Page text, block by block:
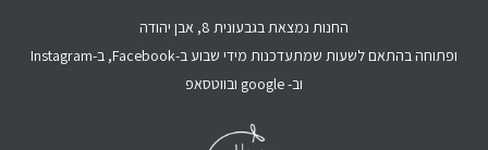
החנות נמצאת בגבעונית 8, אבן יהודה
ופתוחה בהתאם לשעות שמתעדכנות מידי שבוע ב-Facebook, ב-Instagram
וב- google ובווטסאפ